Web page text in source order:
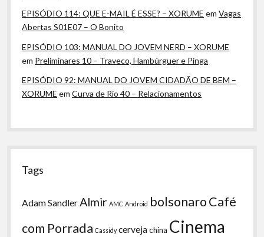
EPISÓDIO 114: QUE E-MAIL É ESSE? – XORUME emVagas
Abertas S01E07 – O Bonito
EPISÓDIO 103: MANUAL DO JOVEM NERD – XORUME
em Preliminares 10 – Traveco, Hambúrguer e Pinga
EPISÓDIO 92: MANUAL DO JOVEM CIDADÃO DE BEM –
XORUME emCurva de Rio 40 – Relacionamentos
Tags
Adam Sandler Almir AMC Android bolsonaroCafé
com Porrada Cassidy cervejachina Cinema